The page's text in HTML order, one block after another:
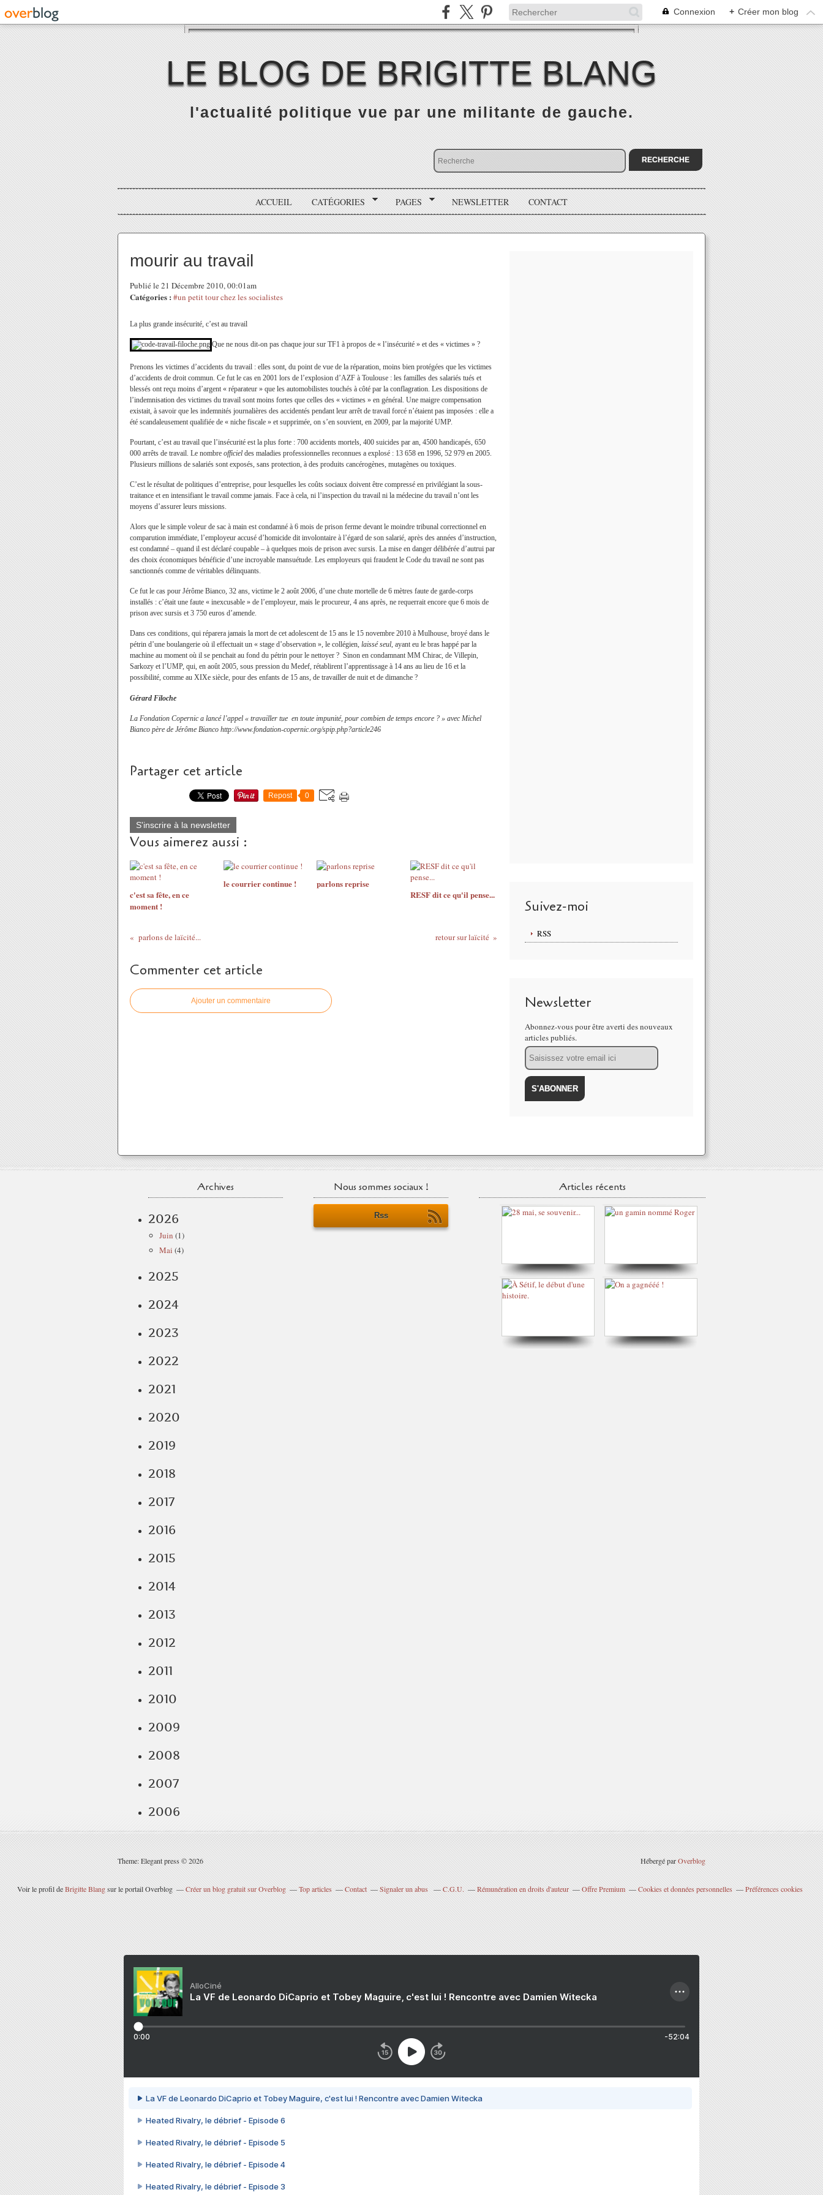
Connexion + Créer mon blog
LE BLOG DE BRIGITTE BLANG
l'actualité politique vue par une militante de gauche.
ACCUEIL CATÉGORIES PAGES NEWSLETTER CONTACT
mourir au travail
Publié le 21 Décembre 2010, 00:01am
Catégories : #un petit tour chez les socialistes
La plus grande insécurité, c’est au travail
Que ne nous dit-on pas chaque jour sur TF1 à propos de « l’insécurité » et des « victimes » ?
Prenons les victimes d’accidents du travail : elles sont, du point de vue de la réparation, moins bien protégées que les victimes
d’accidents de droit commun. Ce fut le cas en 2001 lors de l’explosion d’AZF à Toulouse : les familles des salariés tués et
blessés ont reçu moins d’argent « réparateur » que les automobilistes touchés à côté par la conflagration. Les dispositions de
l’indemnisation des victimes du travail sont moins fortes que celles des « victimes » en général. Une maigre compensation
existait, à savoir que les indemnités journalières des accidentés pendant leur arrêt de travail forcé n’étaient pas imposées : elle a
été scandaleusement qualifiée de « niche fiscale » et supprimée, on s’en souvient, en 2009, par la majorité UMP.
Pourtant, c’est au travail que l’insécurité est la plus forte : 700 accidents mortels, 400 suicides par an, 4500 handicapés, 650
000 arrêts de travail. Le nombre officiel des maladies professionnelles reconnues a explosé : 13 658 en 1996, 52 979 en 2005.
Plusieurs millions de salariés sont exposés, sans protection, à des produits cancérogènes, mutagènes ou toxiques.
C’est le résultat de politiques d’entreprise, pour lesquelles les coûts sociaux doivent être compressé en privilégiant la sous-
traitance et en intensifiant le travail comme jamais. Face à cela, ni l’inspection du travail ni la médecine du travail n’ont les
moyens d’assurer leurs missions.
Alors que le simple voleur de sac à main est condamné à 6 mois de prison ferme devant le moindre tribunal correctionnel en
comparution immédiate, l’employeur accusé d’homicide dit involontaire à l’égard de son salarié, après des années d’instruction,
est condamné – quand il est déclaré coupable – à quelques mois de prison avec sursis. La mise en danger délibérée d’autrui par
des choix économiques bénéficie d’une incroyable mansuétude. Les employeurs qui fraudent le Code du travail ne sont pas
sanctionnés comme de véritables délinquants.
Ce fut le cas pour Jérôme Bianco, 32 ans, victime le 2 août 2006, d’une chute mortelle de 6 mètres faute de garde-corps
installés : c’était une faute « inexcusable » de l’employeur, mais le procureur, 4 ans après, ne requerrait encore que 6 mois de
prison avec sursis et 3 750 euros d’amende.
Dans ces conditions, qui réparera jamais la mort de cet adolescent de 15 ans le 15 novembre 2010 à Mulhouse, broyé dans le
pétrin d’une boulangerie où il effectuait un « stage d’observation », le collégien, laissé seul, ayant eu le bras happé par la
machine au moment où il se penchait au fond du pétrin pour le nettoyer ? Sinon en condamnant MM Chirac, de Villepin,
Sarkozy et l’UMP, qui, en août 2005, sous pression du Medef, rétablirent l’apprentissage à 14 ans au lieu de 16 et la
possibilité, comme au XIXe siècle, pour des enfants de 15 ans, de travailler de nuit et de dimanche ?
Gérard Filoche
La Fondation Copernic a lancé l’appel « travailler tue en toute impunité, pour combien de temps encore ? » avec Michel
Bianco père de Jérôme Bianco http://www.fondation-copernic.org/spip.php?article246
Partager cet article
Repost 0
S'inscrire à la newsletter
Vous aimerez aussi :
c'est sa fête, en ce
moment !
le courrier continue !
parlons reprise
RESF dit ce qu'il pense...
parlons de laïcité... retour sur laïcité
Commenter cet article
Ajouter un commentaire
Suivez-moi
RSS
Newsletter
Abonnez-vous pour être averti des nouveaux
articles publiés.
Email
Archives
2026
Juin (1)
Mai (4)
2025
2024
2023
2022
2021
2020
2019
2018
2017
2016
2015
2014
2013
2012
2011
2010
2009
2008
2007
2006
Nous sommes sociaux !
Rss
Articles récents
Theme: Elegant press © 2026 Hébergé parOverblog
Voir le profil deBrigitte Blangsur le portail Overblog Créer un blog gratuit sur Overblog Top articles Contact Signaler un abus C.G.U. Rémunération en droits d'auteur Offre Premium Cookies et données personnelles Préférences cookies
AlloCiné
La VF de Leonardo DiCaprio et Tobey Maguire, c'est lui ! Rencontre avec Damien Witecka
0:00 -52:04
La VF de Leonardo DiCaprio et Tobey Maguire, c'est lui ! Rencontre avec Damien Witecka
Heated Rivalry, le débrief - Episode 6
Heated Rivalry, le débrief - Episode 5
Heated Rivalry, le débrief - Episode 4
Heated Rivalry, le débrief - Episode 3